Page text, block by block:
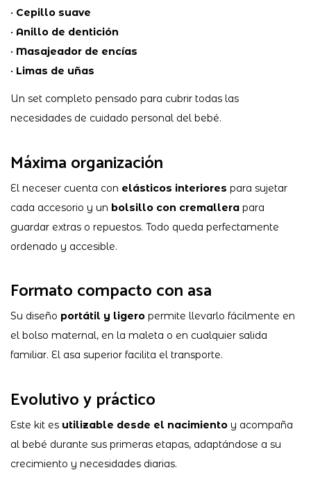
• Cepillo suave
• Anillo de dentición
• Masajeador de encías
• Limas de uñas
Un set completo pensado para cubrir todas las
necesidades de cuidado personal del bebé.
Máxima organización
El neceser cuenta con elásticos interiores para sujetar
cada accesorio y un bolsillo con cremallera para
guardar extras o repuestos. Todo queda perfectamente
ordenado y accesible.
Formato compacto con asa
Su diseño portátil y ligero permite llevarlo fácilmente en
el bolso maternal, en la maleta o en cualquier salida
familiar. El asa superior facilita el transporte.
Evolutivo y práctico
Este kit es utilizable desde el nacimiento y acompaña
al bebé durante sus primeras etapas, adaptándose a su
crecimiento y necesidades diarias.